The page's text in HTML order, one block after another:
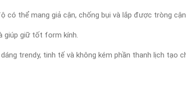
có thể mang giả cận, chống bụi và lắp được tròng
giúp giữ tốt form kính.
trendy, tinh tế và không kém phần thanh lịch tạo